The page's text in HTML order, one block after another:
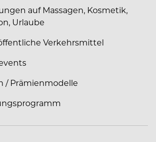
auf Massagen, Kosmetik,
Urlaube
Verkehrsmittel
/ Prämienmodelle